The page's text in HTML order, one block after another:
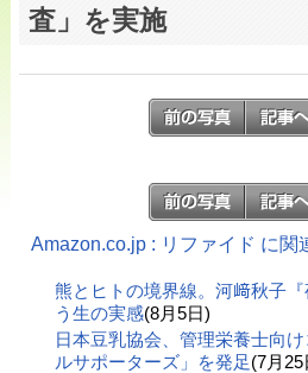
査」を実施
Amazon.co.jp : リファイド に関
熊とヒトの境界線。河﨑秋子
う生の実感(8月5日)
日本豆乳協会、管理栄養士向
ルサポーターズ」を発足(7月25